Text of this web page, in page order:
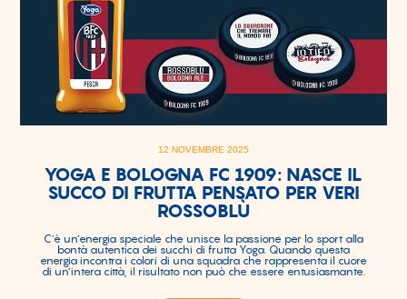
12 NOVEMBRE 2025
YOGA E BOLOGNA FC 1909: NASCE IL
SUCCO DI FRUTTA PENSATO PER VERI
ROSSOBLÙ
C’è un’energia speciale che unisce la passione per lo sport alla
bontà autentica dei succhi di frutta Yoga. Quando questa
energia incontra i colori di una squadra che rappresenta il cuore
di un’intera città, il risultato non può che essere entusiasmante.